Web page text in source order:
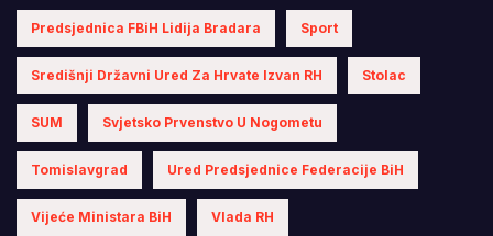
Predsjednica FBiH Lidija Bradara Sport
Središnji Državni Ured Za Hrvate Izvan RH Stolac
SUM Svjetsko Prvenstvo U Nogometu
Tomislavgrad Ured Predsjednice Federacije BiH
Vijeće Ministara BiH Vlada RH